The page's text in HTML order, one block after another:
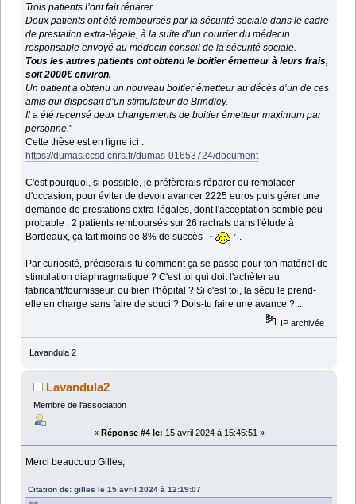
Trois patients l’ont fait réparer.
Deux patients ont été remboursés par la sécurité sociale dans le cadre
de prestation extra-légale, à la suite d’un courrier du médecin
responsable envoyé au médecin conseil de la sécurité sociale.
Tous les autres patients ont obtenu le boitier émetteur à leurs frais,
soit 2000€ environ.
Un patient a obtenu un nouveau boitier émetteur au décès d’un de ces
amis qui disposait d’un stimulateur de Brindley.
Il a été recensé deux changements de boitier émetteur maximum par
personne."
Cette thèse est en ligne ici :
https://dumas.ccsd.cnrs.fr/dumas-01653724/document
C'est pourquoi, si possible, je préfèrerais réparer ou remplacer
d'occasion, pour éviter de devoir avancer 2225 euros puis gérer une
demande de prestations extra-légales, dont l'acceptation semble peu
probable : 2 patients remboursés sur 26 rachats dans l'étude à
Bordeaux, ça fait moins de 8% de succès
Par curiosité, préciserais-tu comment ça se passe pour ton matériel de
stimulation diaphragmatique ? C'est toi qui doit l'achèter au
fabricant/fournisseur, ou bien l'hôpital ? Si c'est toi, la sécu le prend-
elle en charge sans faire de souci ? Dois-tu faire une avance ?...
IP archivée
Lavandula 2
Lavandula2
Membre de l'association
« Réponse #4 le: 15 avril 2024 à 15:45:51 »
Merci beaucoup Gilles,
Citation de: gilles le 15 avril 2024 à 12:19:07